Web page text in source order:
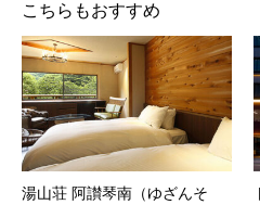
こちらもおすすめ
湯山荘 阿讃琴南（ゆざんそ